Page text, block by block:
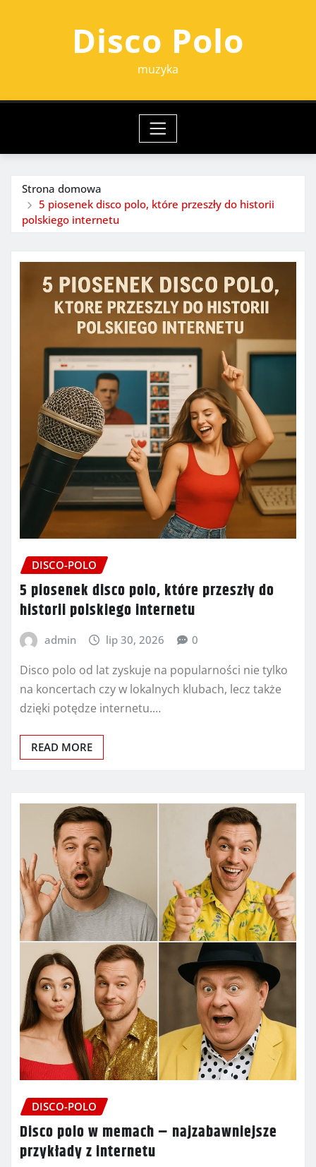
Disco Polo
muzyka
Strona domowa
5 piosenek disco polo, które przeszły do historii
polskiego internetu
DISCO-POLO
5 piosenek disco polo, które przeszły do
historii polskiego internetu
admin lip 30, 2026 0
Disco polo od lat zyskuje na popularności nie tylko
na koncertach czy w lokalnych klubach, lecz także
dzięki potędze internetu.…
READ MORE
DISCO-POLO
Disco polo w memach – najzabawniejsze
przykłady z internetu